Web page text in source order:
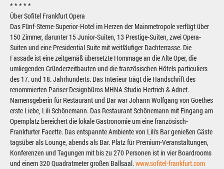
* * * * *
Über Sofitel Frankfurt Opera
Das Fünf-Sterne-Superior-Hotel im Herzen der Mainmetropole verfügt über
150 Zimmer, darunter 15 Junior-Suiten, 13 Prestige-Suiten, zwei Opera-
Suiten und eine Presidential Suite mit weitläufiger Dachterrasse. Die
Fassade ist eine zeitgemäß übersetzte Hommage an die Alte Oper, die
umliegenden Gründerzeitbauten und die französischen Hôtels particuliers
des 17. und 18. Jahrhunderts. Das Interieur trägt die Handschrift des
renommierten Pariser Designbüros MHNA Studio Hertrich & Adnet.
Namensgeberin für Restaurant und Bar war Johann Wolfgang von Goethes
erste Liebe, Lili Schönemann. Das Restaurant Schönemann mit Eingang am
Opernplatz bereichert die lokale Gastronomie um eine französisch-
Frankfurter Facette. Das entspannte Ambiente von Lili‘s Bar genießen Gäste
tagsüber als Lounge, abends als Bar. Platz für Premium-Veranstaltungen,
Konferenzen und Tagungen mit bis zu 270 Personen ist in vier Boardrooms
und einem 320 Quadratmeter großen Ballsaal.www.sofitel-frankfurt.com